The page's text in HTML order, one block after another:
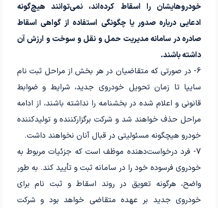
خودروهایشان را اسقاط کرده‌اند، نمی‌توانند هیچ‌گونه
ادعایی درباره صدور یا چگونگی استفاده از گواهی اسقاط
صادره در سامانه مدیریت حمل و نقل و سوخت و ارزش آن
داشته باشند.
6- در صورتی که متقاضیان در هر بخش از مراحل ثبت‌ نام
سایپا تا زمان تحویل خودروی جدید، شرایط و ضوابط
قانونی و اعلام شده در بخشنامه را نداشته باشند، از ادامه
مراحل حذف خواهند شد و شرکت برگزارکننده و تولیدکننده
خودرو هیچگونه مسئولیتی در قبال آنان نخواهند داشت.
7- فرد درخواست‌دهنده موظف است که جزئیات مربوط به
خودروی فرسوده خود را در سامانه ثبت و تأیید کند. به طور
واضح، هرگونه تعویق در روند اسقاط و ثبت نام برای
خودروی جدید بر عهده متقاضی خواهد بود و شرکت